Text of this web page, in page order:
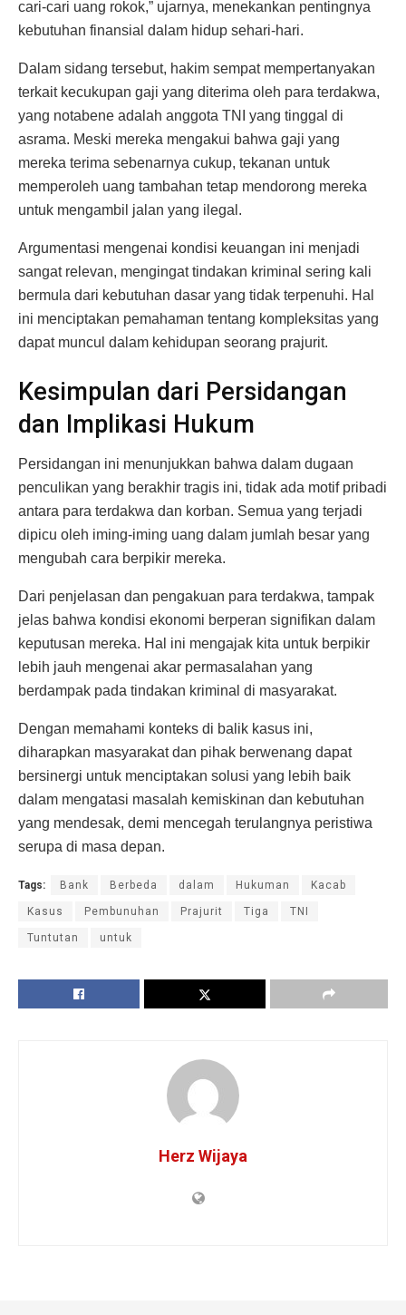
cari-cari uang rokok,” ujarnya, menekankan pentingnya
kebutuhan finansial dalam hidup sehari-hari.
Dalam sidang tersebut, hakim sempat mempertanyakan
terkait kecukupan gaji yang diterima oleh para terdakwa,
yang notabene adalah anggota TNI yang tinggal di
asrama. Meski mereka mengakui bahwa gaji yang
mereka terima sebenarnya cukup, tekanan untuk
memperoleh uang tambahan tetap mendorong mereka
untuk mengambil jalan yang ilegal.
Argumentasi mengenai kondisi keuangan ini menjadi
sangat relevan, mengingat tindakan kriminal sering kali
bermula dari kebutuhan dasar yang tidak terpenuhi. Hal
ini menciptakan pemahaman tentang kompleksitas yang
dapat muncul dalam kehidupan seorang prajurit.
Kesimpulan dari Persidangan
dan Implikasi Hukum
Persidangan ini menunjukkan bahwa dalam dugaan
penculikan yang berakhir tragis ini, tidak ada motif pribadi
antara para terdakwa dan korban. Semua yang terjadi
dipicu oleh iming-iming uang dalam jumlah besar yang
mengubah cara berpikir mereka.
Dari penjelasan dan pengakuan para terdakwa, tampak
jelas bahwa kondisi ekonomi berperan signifikan dalam
keputusan mereka. Hal ini mengajak kita untuk berpikir
lebih jauh mengenai akar permasalahan yang
berdampak pada tindakan kriminal di masyarakat.
Dengan memahami konteks di balik kasus ini,
diharapkan masyarakat dan pihak berwenang dapat
bersinergi untuk menciptakan solusi yang lebih baik
dalam mengatasi masalah kemiskinan dan kebutuhan
yang mendesak, demi mencegah terulangnya peristiwa
serupa di masa depan.
Tags: Bank Berbeda dalam Hukuman Kacab
Kasus Pembunuhan Prajurit Tiga TNI
Tuntutan untuk
Herz Wijaya